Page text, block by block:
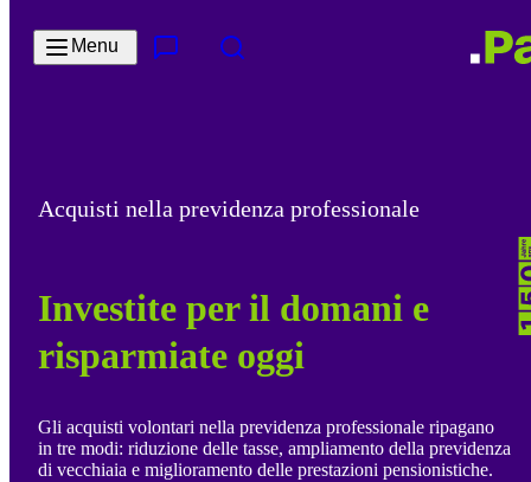
Menu
Acquisti nella previdenza professionale
Investite per il domani e
risparmiate oggi
Gli acquisti volontari nella previdenza professionale ripagano
in tre modi: riduzione delle tasse, ampliamento della previdenza
di vecchiaia e miglioramento delle prestazioni pensionistiche.